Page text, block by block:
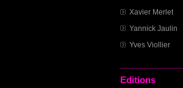
Xavier Merlet
Yannick Jaulin
Yves Viollier
Editions